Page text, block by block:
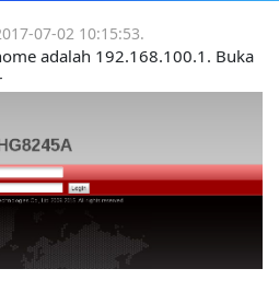
07-02 10:15:53.
adalah 192.168.100.1. Buka